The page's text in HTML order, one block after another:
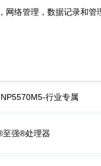
网络管理，数据记录和管
行业专属
至强®处理器